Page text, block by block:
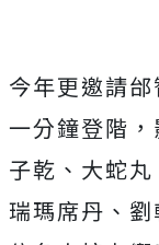
今年更邀請
一分鐘登階
子乾、大蛇
瑞瑪席丹、